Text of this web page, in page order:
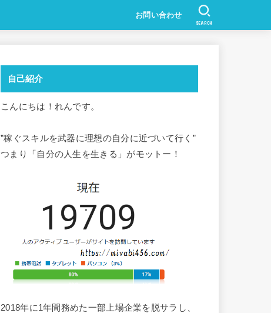
お問い合わせ
SEARCH
自己紹介
こんにちは！れんです。
”稼ぐスキルを武器に理想の自分に近づいて行く”
つまり「自分の人生を生きる」がモットー！
2018年に1年間務めた一部上場企業を脱サラし、